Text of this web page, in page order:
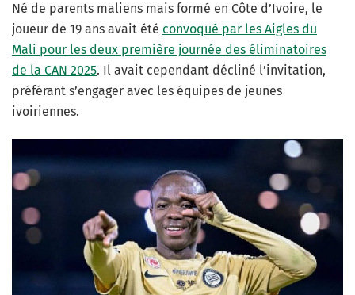
Né de parents maliens mais formé en Côte d’Ivoire, le
joueur de 19 ans avait été convoqué par les Aigles du
Mali pour les deux première journée des éliminatoires
de la CAN 2025. Il avait cependant décliné l’invitation,
préférant s’engager avec les équipes de jeunes
ivoiriennes.